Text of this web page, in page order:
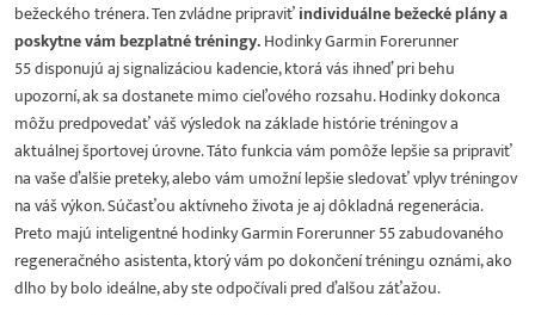
bežeckého trénera. Ten zvládne pripraviťindividuálne bežecké plány a
poskytne vám bezplatné tréningy.Hodinky Garmin Forerunner
55 disponujú aj signalizáciou kadencie, ktorá vás ihneď pri behu
upozorní, ak sa dostanete mimo cieľového rozsahu. Hodinky dokonca
môžu predpovedať váš výsledok na základe histórie tréningov a
aktuálnej športovej úrovne. Táto funkcia vám pomôže lepšie sa pripraviť
na vaše ďalšie preteky, alebo vám umožní lepšie sledovať vplyv tréningov
na váš výkon. Súčasťou aktívneho života je aj dôkladná regenerácia.
Preto majú inteligentné hodinky Garmin Forerunner 55 zabudovaného
regeneračného asistenta, ktorý vám po dokončení tréningu oznámi, ako
dlho by bolo ideálne, aby ste odpočívali pred ďalšou záťažou.